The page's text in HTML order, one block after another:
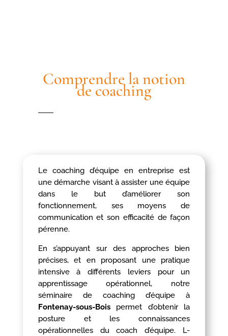
Comprendre la notion
de coaching
Le coaching d’équipe en entreprise est
une démarche visant à assister une équipe
dans le but d’améliorer son
fonctionnement, ses moyens de
communication et son efficacité de façon
pérenne.
En s’appuyant sur des approches bien
précises, et en proposant une pratique
intensive à différents leviers pour un
apprentissage opérationnel, notre
séminaire de coaching d’équipe à
Fontenay-sous-Boispermet d’obtenir la
posture et les connaissances
opérationnelles du coach d’équipe. L-